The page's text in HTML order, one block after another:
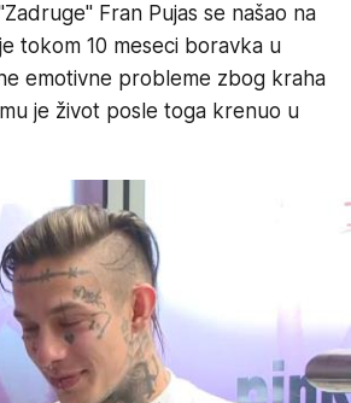
Fran Pujas se našao na
tokom 10 meseci boravka u
emotivne probleme zbog kraha
je život posle toga krenuo u